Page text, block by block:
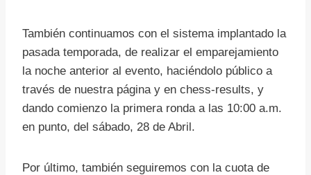
También continuamos con el sistema implantado la
pasada temporada, de realizar el emparejamiento
la noche anterior al evento, haciéndolo público a
través de nuestra página y en chess-results, y
dando comienzo la primera ronda a las 10:00 a.m.
en punto, del sábado, 28 de Abril.
Por último, también seguiremos con la cuota de